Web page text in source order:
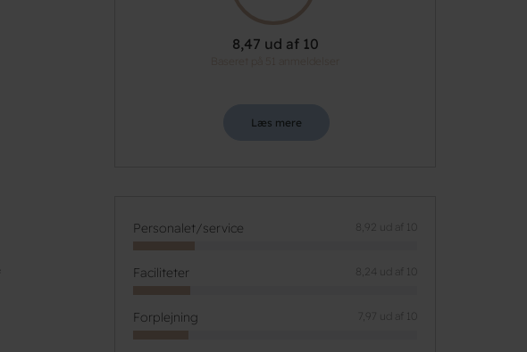
8,47 ud af 10
Læs mere
Personalet/service 8,92 ud af 10
Faciliteter 8,24 ud af 10
Forplejning 7,97 ud af 10